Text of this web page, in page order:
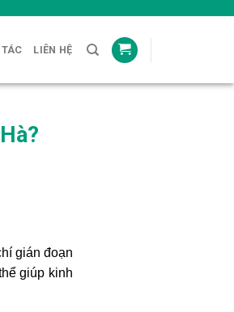
LIÊN HỆ
gián đoạn
giúp kinh